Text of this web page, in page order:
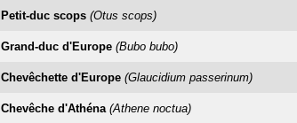
Petit-duc scops (Otus scops)
Grand-duc d'Europe (Bubo bubo)
Chevêchette d'Europe (Glaucidium passerinum)
Chevêche d'Athéna (Athene noctua)